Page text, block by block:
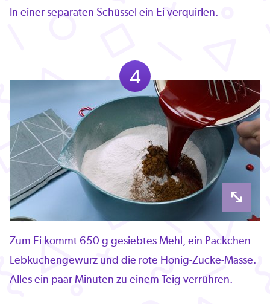
In einer separaten Schüssel ein Ei verquirlen.
4
Zum Ei kommt 650 g gesiebtes Mehl, ein Päckchen
Lebkuchengewürz und die rote Honig-Zucke-Masse.
Alles ein paar Minuten zu einem Teig verrühren.